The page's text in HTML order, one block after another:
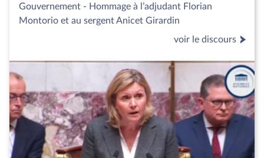
Gouvernement - Hommage à l’adjudant Florian
Montorio et au sergent Anicet Girardin
voir le discours